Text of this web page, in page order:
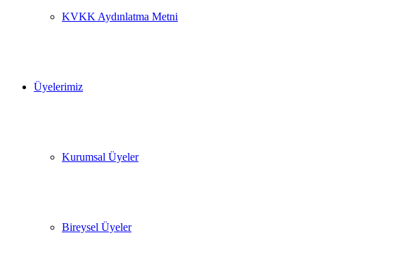
KVKK Aydınlatma Metni
Üyelerimiz
Kurumsal Üyeler
Bireysel Üyeler